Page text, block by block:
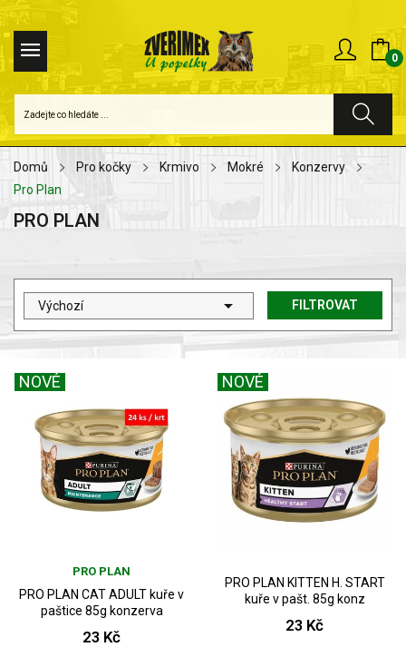
0
Domů Pro kočky Krmivo Mokré
Konzervy
Pro Plan
PRO PLAN
Výchozí  FILTROVAT
NOVÉ
PRO PLAN
PRO PLAN CAT ADULT kuře v
paštice 85g konzerva
23 Kč
NOVÉ
PRO PLAN KITTEN H. START
kuře v pašt. 85g konz
23 Kč